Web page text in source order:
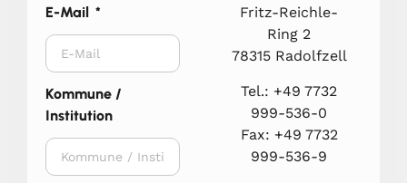
E-Mail
Kommune /
Institution
Fritz-Reichle-
Ring 2
78315 Radolfzell
Tel.: +49 7732
999-536-0
Fax: +49 7732
999-536-9